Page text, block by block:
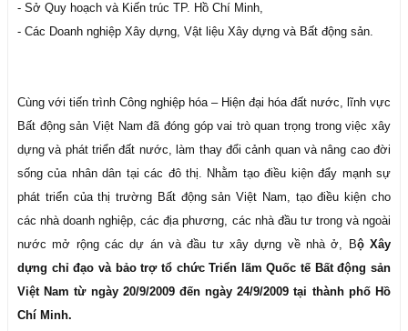
- Sở Quy hoạch và Kiến trúc TP. Hồ Chí Minh,
- Các Doanh nghiệp Xây dựng, Vật liệu Xây dựng và Bất động sản.
Cùng với tiến trình Công nghiệp hóa – Hiện đại hóa đất nước, lĩnh vực
Bất động sản Việt Nam đã đóng góp vai trò quan trọng trong việc xây
dựng và phát triển đất nước, làm thay đổi cảnh quan và nâng cao đời
sống của nhân dân tại các đô thị. Nhằm tạo điều kiện đẩy mạnh sự
phát triển của thị trường Bất động sản Việt Nam, tạo điều kiện cho
các nhà doanh nghiệp, các địa phương, các nhà đầu tư trong và ngoài
nước mở rộng các dự án và đầu tư xây dựng về nhà ở, Bộ Xây
dựng chỉ đạo và bảo trợ tổ chức Triển lãm Quốc tế Bất động sản
Việt Nam từ ngày 20/9/2009 đến ngày 24/9/2009 tại thành phố Hồ
Chí Minh.